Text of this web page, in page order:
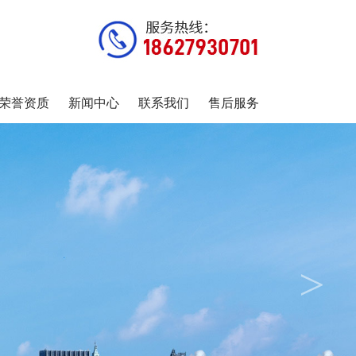
誉资质 新闻中心 联系我们 售后服务
>